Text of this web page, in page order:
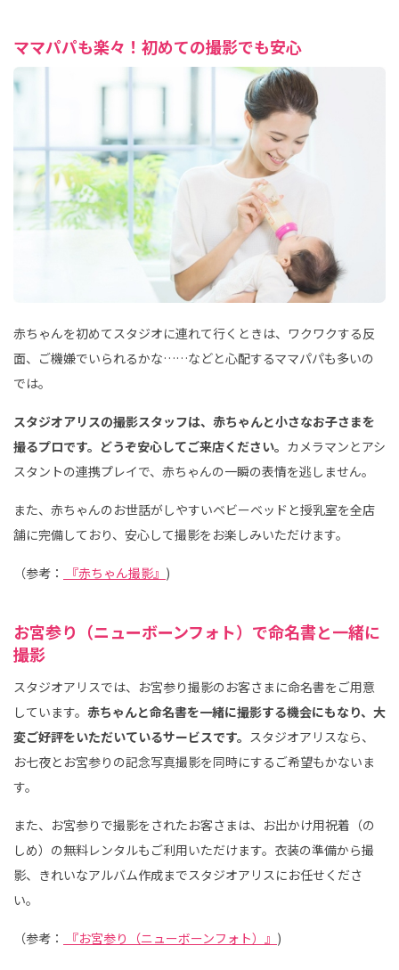
ママパパも楽々！初めての撮影でも安心
赤ちゃんを初めてスタジオに連れて行くときは、ワクワクする反
面、ご機嫌でいられるかな……などと心配するママパパも多いの
では。
スタジオアリスの撮影スタッフは、赤ちゃんと小さなお子さまを
撮るプロです。どうぞ安心してご来店ください。 カメラマンとアシ
スタントの連携プレイで、赤ちゃんの一瞬の表情を逃しません。
また、赤ちゃんのお世話がしやすいベビーベッドと授乳室を全店
舗に完備しており、安心して撮影をお楽しみいただけます。
（参考： 『赤ちゃん撮影』 )
お宮参り（ニューボーンフォト）で命名書と一緒に
撮影
スタジオアリスでは、お宮参り撮影のお客さまに命名書をご用意
しています。 赤ちゃんと命名書を一緒に撮影する機会にもなり、大
変ご好評をいただいているサービスです。 スタジオアリスなら、
お七夜とお宮参りの記念写真撮影を同時にするご希望もかないま
す。
また、お宮参りで撮影をされたお客さまは、お出かけ用祝着（の
しめ）の無料レンタルもご利用いただけます。衣装の準備から撮
影、きれいなアルバム作成までスタジオアリスにお任せくださ
い。
（参考： 『お宮参り（ニューボーンフォト）』 )